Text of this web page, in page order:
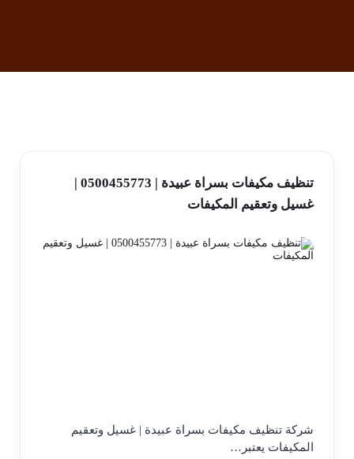
تنظيف مكيفات بسراة عبيدة | 0500455773 |
غسيل وتعقيم المكيفات
شركة تنظيف مكيفات بسراة عبيدة | غسيل وتعقيم
المكيفات يعتبر…